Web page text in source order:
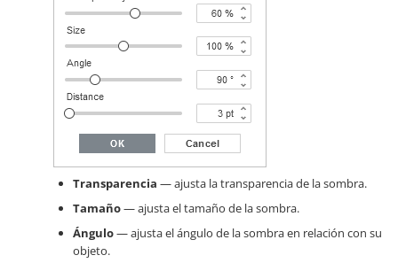
Transparencia — ajusta la transparencia de la sombra.
Tamaño— ajusta el tamaño de la sombra.
Ángulo— ajusta el ángulo de la sombra en relación con su
objeto.